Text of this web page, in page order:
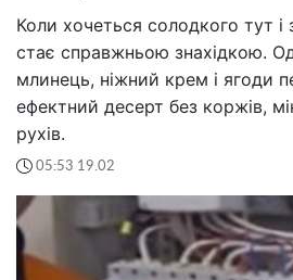
Коли хочеться солодкого тут і
стає справжньою знахідкою.
млинець, ніжний крем і ягоди
ефектний десерт без коржів,
рухів.
05:53 19.02